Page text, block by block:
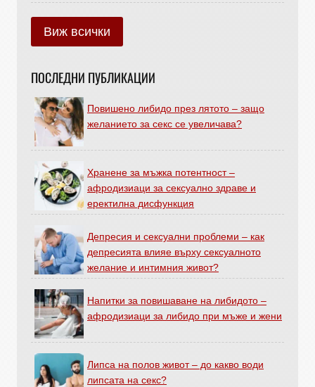
Виж всички
ПОСЛЕДНИ ПУБЛИКАЦИИ
Повишено либидо през лятото – защо
желанието за секс се увеличава?
Хранене за мъжка потентност –
афродизиаци за сексуално здраве и
еректилна дисфункция
Депресия и сексуални проблеми – как
депресията влияе върху сексуалното
желание и интимния живот?
Напитки за повишаване на либидото –
афродизиаци за либидо при мъже и жени
Липса на полов живот – до какво води
липсата на секс?